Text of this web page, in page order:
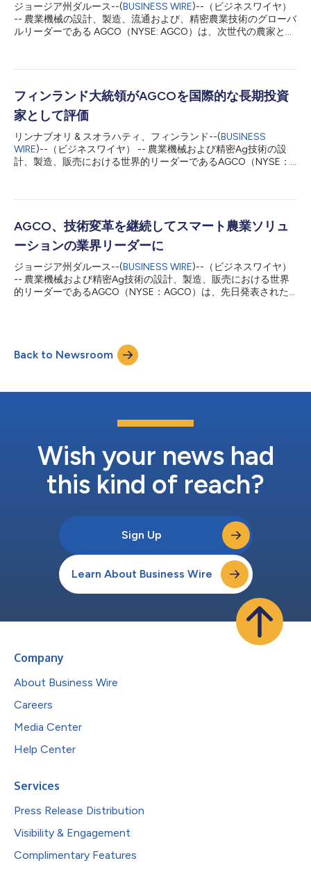
ジョージア州ダルース--(BUSINESS WIRE)--（ビジネスワイヤ）
-- 農業機械の設計、製造、流通および、精密農業技術のグローバ
ルリーダーである AGCO（NYSE: AGCO）は、次世代の農家とデ
エンド流通モデルの立ち上げは、AGCOの農家ファースト戦略を
を支援するという取り組みをより強固にする上での、重要なマイ
ルストーンです。 FarmerCoreは、ディーラーをオンサイトでも
オンラインでも農家とより緊密に連携できるようにするツールを
用いて、販売とサービスを革新します。製品研究からシーズン中
の稼働時間まで、当プログラムは購入ジャーニーと製品所有ライ
フサイクル全体のデジタルおよび物理的要素を発展、統合し、最
先端の農場用製品を作成します。 「AGCOの戦略は今後も、当社
フィンランド大統領がAGCOを国際的な長期投資
家として評価
リンナブオリ & スオラハティ、フィンランド--(BUSINESS
WIRE)--（ビジネスワイヤ） -- 農業機械および精密Ag技術の設
計、製造、販売における世界的リーダーであるAGCO（NYSE：
を受賞しました。本アワードは国際的に成功を収めている企業や
ドにおけるAGCOの成長はまさにサクセスストーリーであり、こ
のような名誉ある賞を受賞できたことを光栄に思います」と、
AGCOの会長兼社長であり、最高経営責任者（CEO）を務める
Eric Hansotiaは述べています。「フィンランドにおけるチーム
と、農家に重きをおいた仕事ぶりを高く評価しています。当社が
フィンランドの人材、工場、製品に継続的な投資を行っているこ
とは、持続可能な食糧供給を担う世界中の農家が知るところで
AGCO、技術変革を継続してスマート農業ソリュ
ーションの業界リーダーに
ジョージア州ダルース--(BUSINESS WIRE)--（ビジネスワイヤ）
-- 農業機械および精密Ag技術の設計、製造、販売における世界
的リーダーであるAGCO（NYSE：AGCO）は、先日発表された
表をしていきます。 「トリンブルとのJVは当社史上最大のJVで
あり、アグリテックとしては過去最大の取引となり、当社の勢い
は止まりません」と、AGCOの会長兼社長兼最高経営責任者のエ
サイクルの全段階に対応する自律型ソリューションのフルライン
収や初期段階の技術投資を通じて続き、農家のみなさまを当社の
すべての活動の中心に据えながら、スマート農業ソリューション
ムファクツのデジタル資産を買収してデータ管理サービスを強化
2023年11月11日、AGC...
Back to Newsroom
Wish your news had
this kind of reach?
Sign Up
Learn About Business Wire
Company
About Business Wire
Careers
Media Center
Help Center
Services
Press Release Distribution
Visibility & Engagement
Complimentary Features